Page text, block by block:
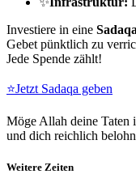
Investiere in eine
Gebet pünktlich zu
Jede Spende zählt!
⭐Jetzt Sadaqa geben
Möge Allah deine Taten
und dich reichlich
Weitere Zeiten